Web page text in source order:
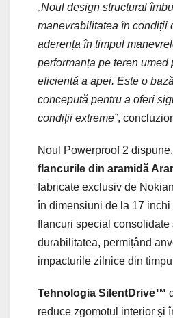
„Noul design structural
manevrabilitatea în condiții
aderența în timpul
performanța pe teren umed
eficientă a apei. Este o
concepută pentru a oferi
condiții extreme”,
Noul Powerproof 2
flancurile din aramidă
fabricate exclusiv de
în dimensiuni de la 17 inchi
flancuri special consolidate
durabilitatea, permițând
impacturile zilnice din
Tehnologia SilentDrive™
reduce zgomotul interior și